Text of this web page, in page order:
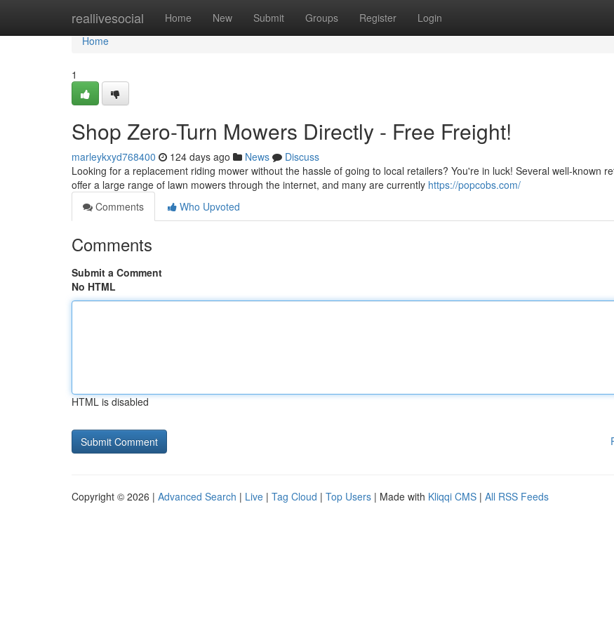
reallivesocial Home New Submit Groups Register Login
Home
Home
1
Shop Zero-Turn Mowers Directly - Free Freight!
marleykxyd768400 124 days ago News
Discuss
Looking for a replacement riding mower without the hassle of going to local retailers? You're in luck! Several well-known
offer a large range of lawn mowers through the internet, and many are currently https://popcobs.com/
Comments
Who Upvoted
Comments
Submit a Comment
No HTML
HTML is disabled
Copyright © 2026 | Advanced Search | Live | Tag Cloud | Top Users | Made with Kliqqi CMS | All RSS Feeds